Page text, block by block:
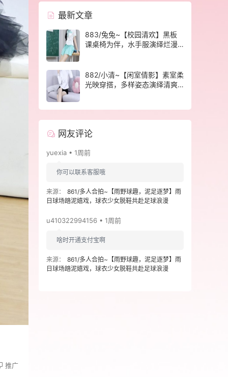
推广
最新文章
883/兔兔~【校园清欢】黑板
课桌椅为伴，水手服演绎烂漫
882/小清~【闲室倩影】素室柔
光映穿搭，多样姿态演绎清爽
网友评论
yuexia • 1周前
你可以联系客服哦
来源：
861/多人合拍~【雨野球趣，泥足逐梦】雨
日球场踏泥嬉戏，球衣少女脱鞋共赴足球浪漫
u410322994156 • 1周前
啥时开通支付宝啊
来源：
861/多人合拍~【雨野球趣，泥足逐梦】雨
日球场踏泥嬉戏，球衣少女脱鞋共赴足球浪漫